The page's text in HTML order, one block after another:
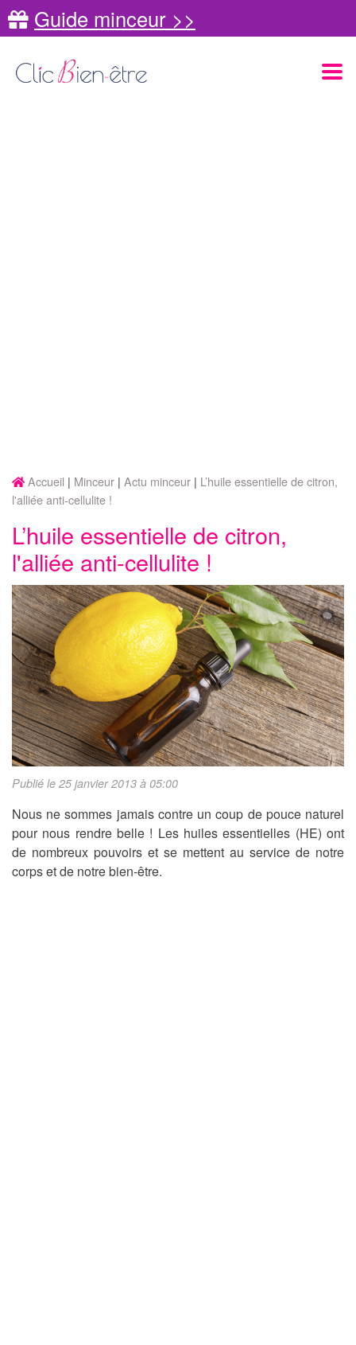
Guide minceur >>
Accueil Minceur Actu minceur
L’huile essentielle de citron,
l'alliée anti-cellulite !
L’huile essentielle de citron,
l'alliée anti-cellulite !
Publié le 25 janvier 2013 à 05:00
Nous ne sommes jamais contre un coup de pouce naturel
pour nous rendre belle ! Les huiles essentielles (HE) ont
de nombreux pouvoirs et se mettent au service de notre
corps et de notre bien-être.